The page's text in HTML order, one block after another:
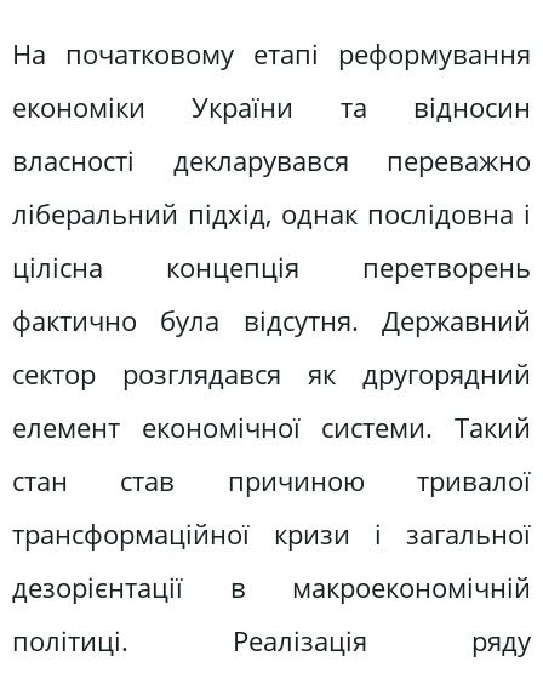
На початковому етапі реформування
економіки України та відносин
власності декларувався переважно
ліберальний підхід, однак послідовна і
цілісна концепція перетворень
фактично була відсутня. Державний
сектор розглядався як другорядний
елемент економічної системи. Такий
стан став причиною тривалої
трансформаційної кризи і загальної
дезорієнтації в макроекономічній
політиці. Реалізація ряду